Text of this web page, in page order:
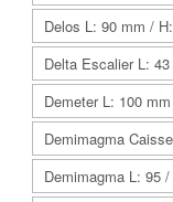
Delos L: 90 mm /
Delta Escalier L:
Demeter L: 100
Demimagma
Demimagma L: 95